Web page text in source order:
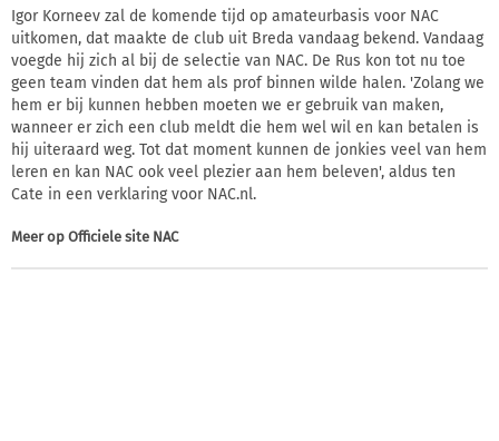
Igor Korneev zal de komende tijd op amateurbasis voor NAC
uitkomen, dat maakte de club uit Breda vandaag bekend. Vandaag
voegde hij zich al bij de selectie van NAC. De Rus kon tot nu toe
geen team vinden dat hem als prof binnen wilde halen. 'Zolang we
hem er bij kunnen hebben moeten we er gebruik van maken,
wanneer er zich een club meldt die hem wel wil en kan betalen is
hij uiteraard weg. Tot dat moment kunnen de jonkies veel van hem
leren en kan NAC ook veel plezier aan hem beleven', aldus ten
Cate in een verklaring voor NAC.nl.
Meer op Officiele site NAC